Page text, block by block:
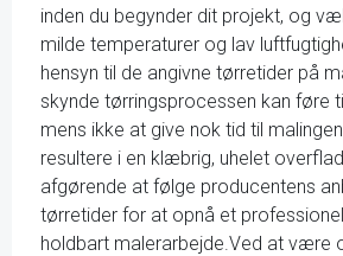
inden du begynder dit projekt, og
milde temperaturer og lav
hensyn til de angivne tørretider på
skynde tørringsprocessen kan føre
mens ikke at give nok tid til
resultere i en klæbrig, uhelet
afgørende at følge producentens
tørretider for at opnå et
holdbart malerarbejde.Ved at